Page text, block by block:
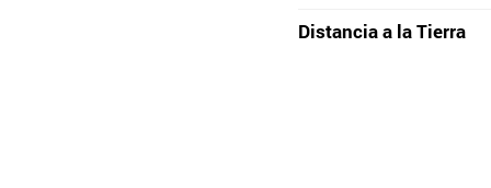
Distancia a la Tierra